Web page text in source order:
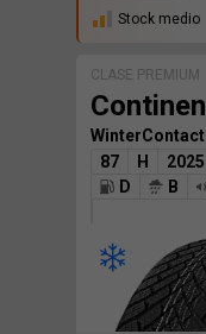
Stock medio
CLASE PREMIUM
WinterContact
87
H
2025
D
B